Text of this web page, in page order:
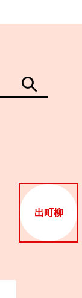
出町柳